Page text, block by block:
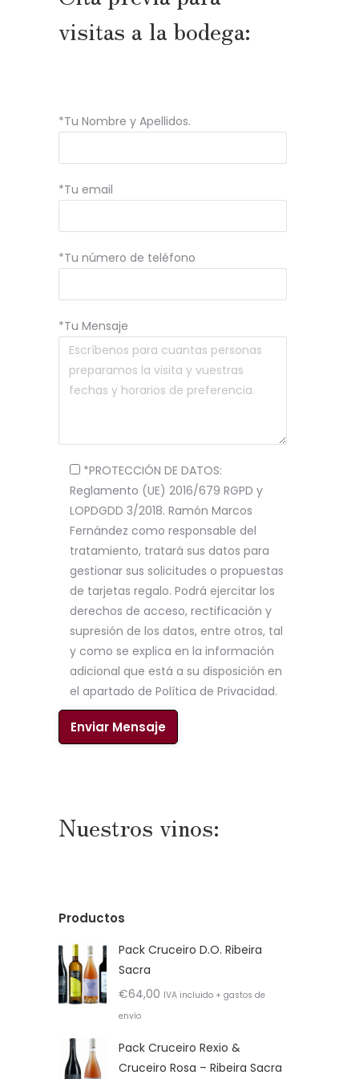
visitas a la bodega:
*Tu Nombre y Apellidos.
*Tu email
*Tu número de teléfono
*Tu Mensaje
*PROTECCIÓN DE DATOS:
Reglamento (UE) 2016/679 RGPD y
LOPDGDD 3/2018. Ramón Marcos
Fernández como responsable del
tratamiento, tratará sus datos para
gestionar sus solicitudes o propuestas
de tarjetas regalo. Podrá ejercitar los
derechos de acceso, rectificación y
supresión de los datos, entre otros, tal
y como se explica en la información
adicional que está a su disposición en
el apartado de Política de Privacidad.
Nuestros vinos:
Productos
Pack Cruceiro D.O. Ribeira
Sacra
€64,00 IVA incluido + gastos de
envío
Pack Cruceiro Rexio &
Cruceiro Rosa – Ribeira Sacra